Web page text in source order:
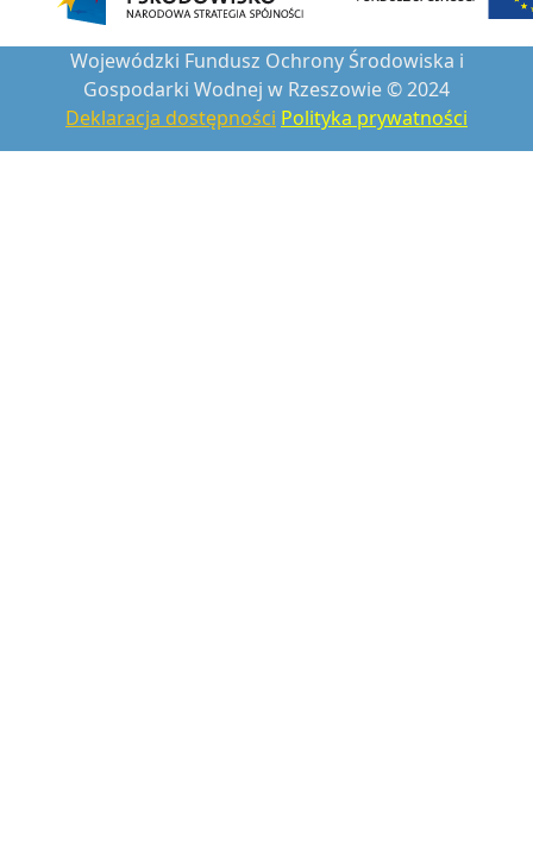
Wojewódzki Fundusz Ochrony Środowiska i
Gospodarki Wodnej w Rzeszowie © 2024
Deklaracja dostępności Polityka prywatności